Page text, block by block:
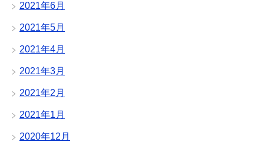
2021年6月
2021年5月
2021年4月
2021年3月
2021年2月
2021年1月
2020年12月